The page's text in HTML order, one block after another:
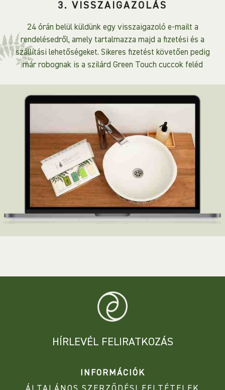
3. VISSZAIGAZOLÁS
24 órán belül küldünk egy visszaigazoló e-mailt a
rendelésedről, amely tartalmazza majd a fizetési és a
szállítási lehetőségeket. Sikeres fizetést követően pedig
már robognak is a szilárd Green Touch cuccok feléd
HÍRLEVÉL FELIRATKOZÁS
INFORMÁCIÓK